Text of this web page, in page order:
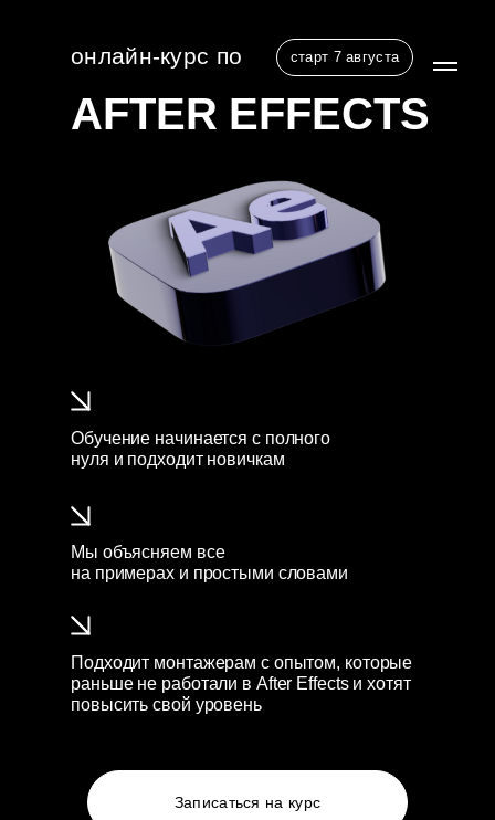
онлайн-курс по
AFTER EFFECTS
Подходит монтажерам c опытом, которые
раньше не работали в After Effects и хотят
повысить свой уровень
Мы объясняем все
на примерах и простыми словами
Обучение начинается с полного
нуля и подходит новичкам
Записаться на курс
старт 7 августа